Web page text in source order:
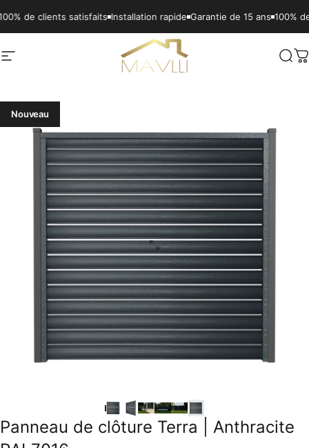
satisfaits Installation rapide Garantie de 15 ans 100% de clients
Navigation Mavlli
Nouveau
Panneau de clôture Terra
Anthracite